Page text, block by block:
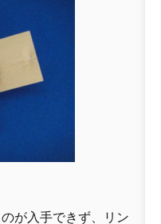
が入手できず、リン